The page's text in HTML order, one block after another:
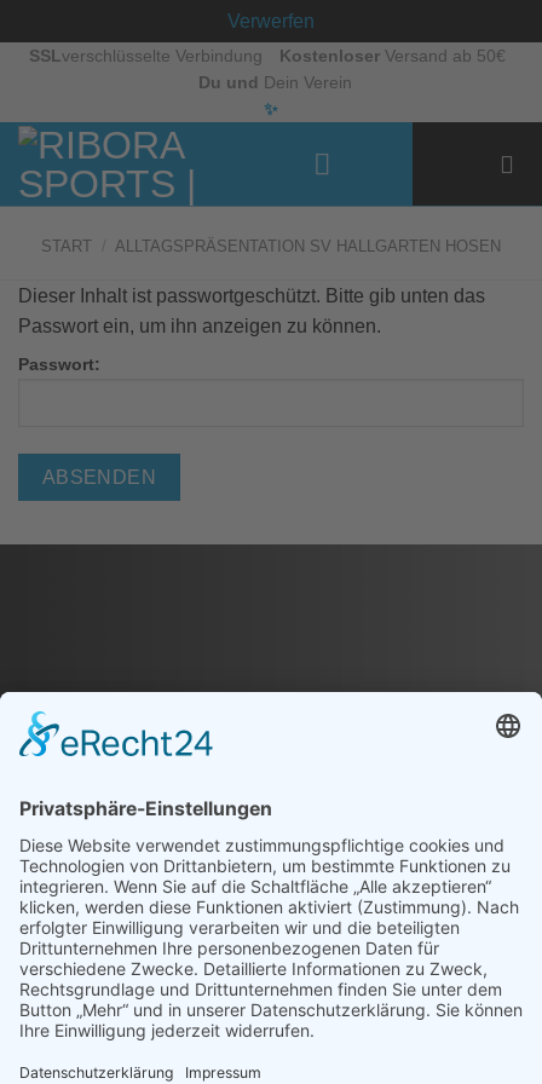
Verwerfen
ZumSSL verschlüsselte Verbindung KostenloserVersand ab 50€
Du und Dein Verein
✨
START ALLTAGSPRÄSENTATION SV HALLGARTEN HOSEN
Dieser Inhalt ist passwortgeschützt. Bitte gib unten das
Passwort ein, um ihn anzeigen zu können.
Passwort:
EINHEITLICHE
VEREINSKOLLEKTION
FÜR DICH UND DEINEN
VEREIN